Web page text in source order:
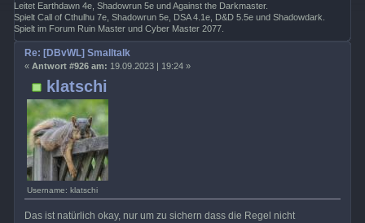
Leitet Earthdawn 4e, Shadowrun 5e und Against the Darkmaster.
Spielt Call of Cthulhu 7e, Shadowrun 5e, DSA 4.1e, D&D 5.5e und Shadowdark.
Spielt im Forum Ruin Master und Cyber Master 2077.
klatschi
Username: klatschi
Re: [DBvWL] Smalltalk
« Antwort #926 am: 19.09.2023 | 19:24 »
Das ist natürlich okay, nur um zu sichern dass die Regel nicht